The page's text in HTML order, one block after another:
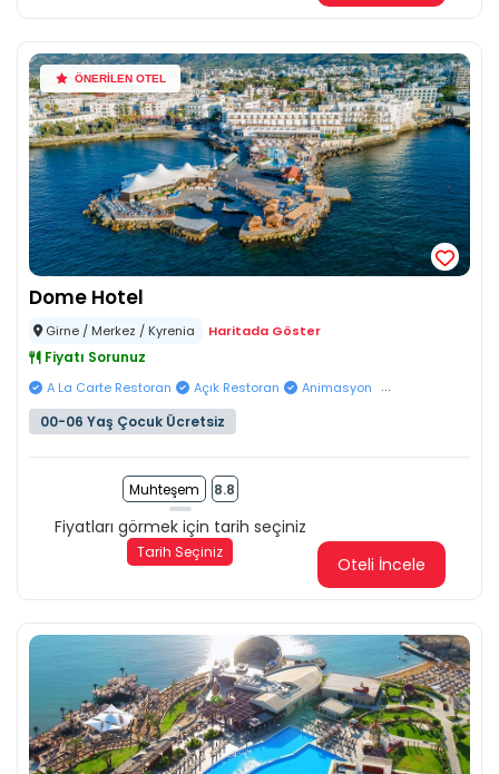
ÖNERİLEN OTEL
Dome Hotel
Girne / Merkez / Kyrenia Haritada Göster
Fiyatı Sorunuz
A La Carte Restoran Açık Restoran Animasyon ...
00-06 Yaş Çocuk Ücretsiz
Muhteşem 8.8
Fiyatları görmek için tarih seçiniz
Tarih Seçiniz
Oteli İncele